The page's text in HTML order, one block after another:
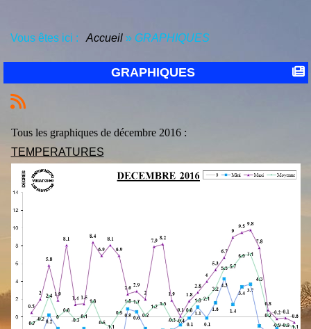
Vous êtes ici : Accueil » GRAPHIQUES
GRAPHIQUES
Tous les graphiques de décembre 2016 :
TEMPERATURES